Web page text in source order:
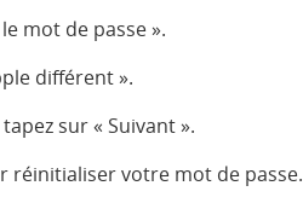
mot de passe ».
différent ».
sur « Suivant ».
réinitialiser votre mot de passe.